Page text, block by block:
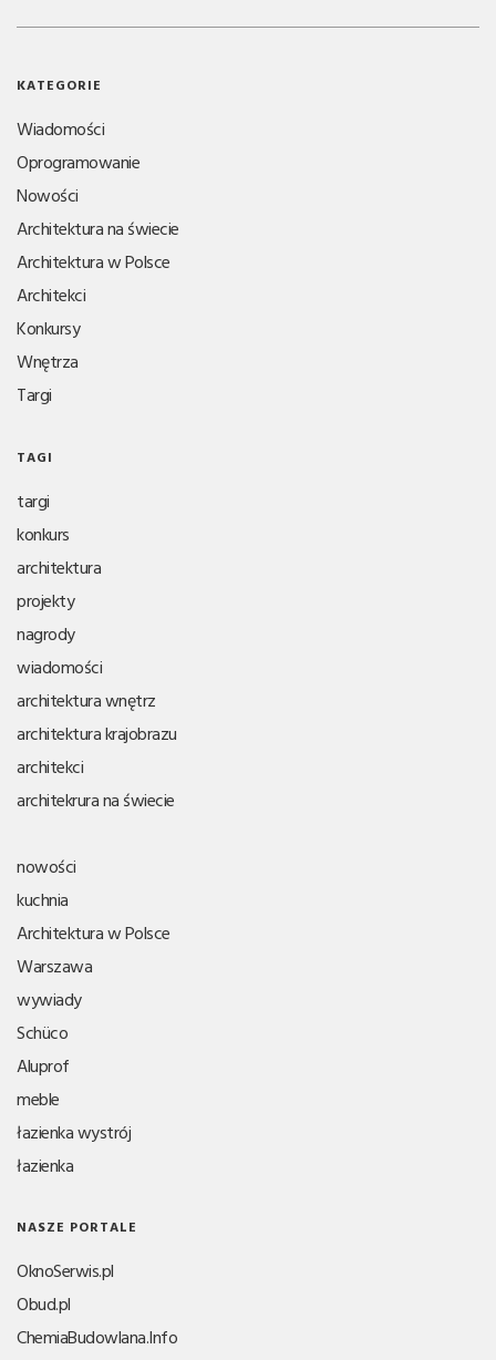
KATEGORIE
Wiadomości
Oprogramowanie
Nowości
Architektura na świecie
Architektura w Polsce
Architekci
Konkursy
Wnętrza
Targi
TAGI
targi
konkurs
architektura
projekty
nagrody
wiadomości
architektura wnętrz
architektura krajobrazu
architekci
architekrura na świecie
nowości
kuchnia
Architektura w Polsce
Warszawa
wywiady
Schüco
Aluprof
meble
łazienka wystrój
łazienka
NASZE PORTALE
OknoSerwis.pl
Obud.pl
ChemiaBudowlana.Info